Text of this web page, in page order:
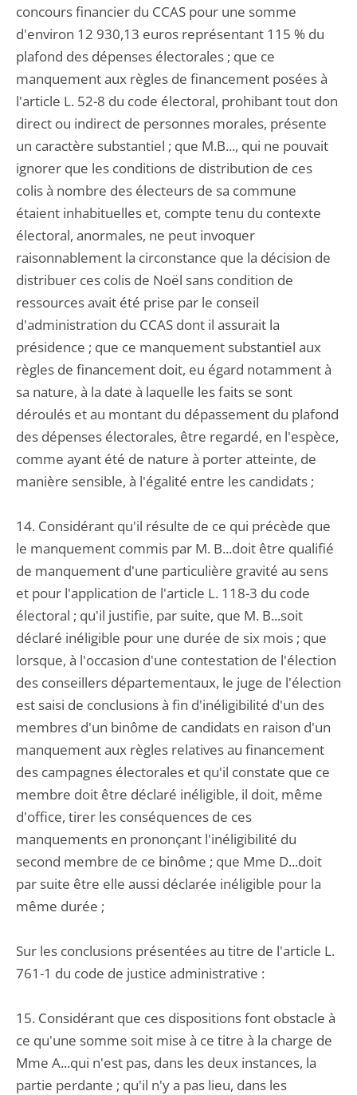
concours financier du CCAS pour une somme
d'environ 12 930,13 euros représentant 115 % du
plafond des dépenses électorales ; que ce
manquement aux règles de financement posées à
l'article L. 52-8 du code électoral, prohibant tout don
direct ou indirect de personnes morales, présente
un caractère substantiel ; que M.B..., qui ne pouvait
ignorer que les conditions de distribution de ces
colis à nombre des électeurs de sa commune
étaient inhabituelles et, compte tenu du contexte
électoral, anormales, ne peut invoquer
raisonnablement la circonstance que la décision de
distribuer ces colis de Noël sans condition de
ressources avait été prise par le conseil
d'administration du CCAS dont il assurait la
présidence ; que ce manquement substantiel aux
règles de financement doit, eu égard notamment à
sa nature, à la date à laquelle les faits se sont
déroulés et au montant du dépassement du plafond
des dépenses électorales, être regardé, en l'espèce,
comme ayant été de nature à porter atteinte, de
manière sensible, à l'égalité entre les candidats ;
14. Considérant qu'il résulte de ce qui précède que
le manquement commis par M. B...doit être qualifié
de manquement d'une particulière gravité au sens
et pour l'application de l'article L. 118-3 du code
électoral ; qu'il justifie, par suite, que M. B...soit
déclaré inéligible pour une durée de six mois ; que
lorsque, à l'occasion d'une contestation de l'élection
des conseillers départementaux, le juge de l'élection
est saisi de conclusions à fin d'inéligibilité d'un des
membres d'un binôme de candidats en raison d'un
manquement aux règles relatives au financement
des campagnes électorales et qu'il constate que ce
membre doit être déclaré inéligible, il doit, même
d'office, tirer les conséquences de ces
manquements en prononçant l'inéligibilité du
second membre de ce binôme ; que Mme D...doit
par suite être elle aussi déclarée inéligible pour la
même durée ;
Sur les conclusions présentées au titre de l'article L.
761-1 du code de justice administrative :
15. Considérant que ces dispositions font obstacle à
ce qu'une somme soit mise à ce titre à la charge de
Mme A...qui n'est pas, dans les deux instances, la
partie perdante ; qu'il n'y a pas lieu, dans les